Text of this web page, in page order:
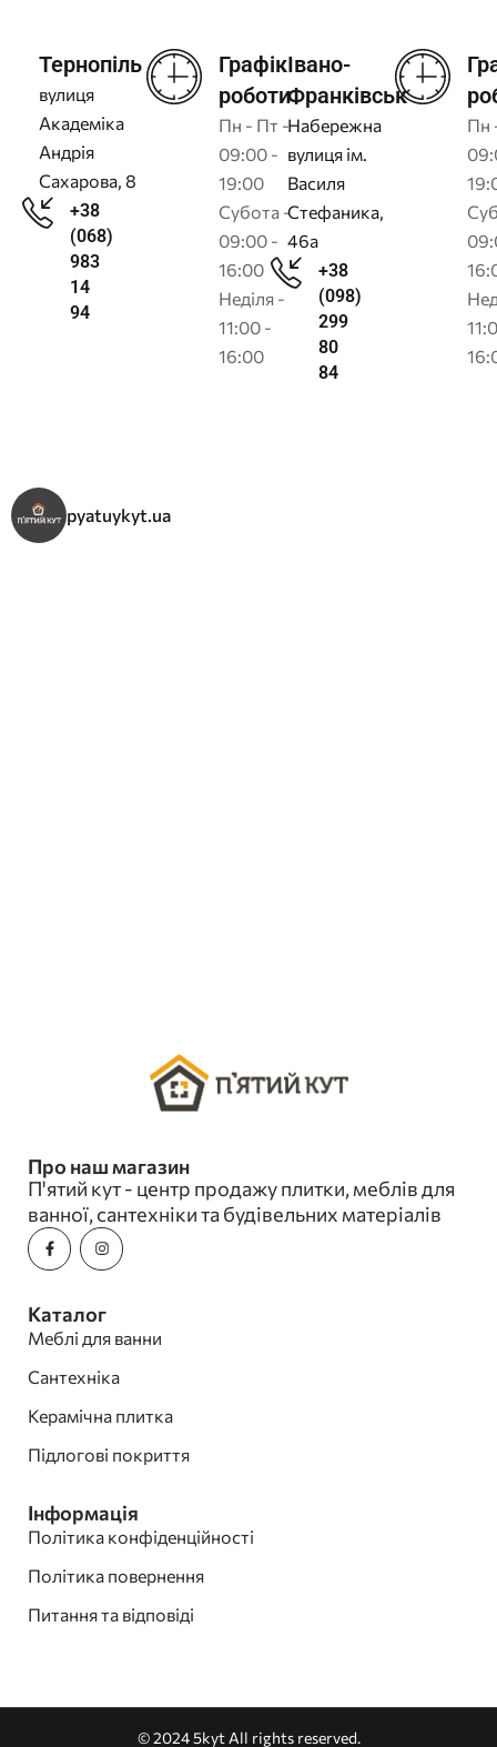
Тернопіль
вулиця
Академіка
Андрія
Сахарова, 8
+38
(068)
983
14
94
Графік
роботи
Пн - Пт -
09:00 -
19:00
Субота -
09:00 -
16:00
Неділя -
11:00 -
16:00
Івано-
Франківськ
Набережна
вулиця ім.
Василя
Стефаника,
46а
+38
(098)
299
80
84
Пн
pyatuykyt.ua
Про наш магазин
П'ятий кут - центр продажу плитки, меблів для
ванної, сантехніки та будівельних матеріалів
Каталог
Меблі для ванни
Сантехніка
Керамічна плитка
Підлогові покриття
Інформація
Політика конфіденційності
Політика повернення
Питання та відповіді
© 2024 5kyt All rights reserved.